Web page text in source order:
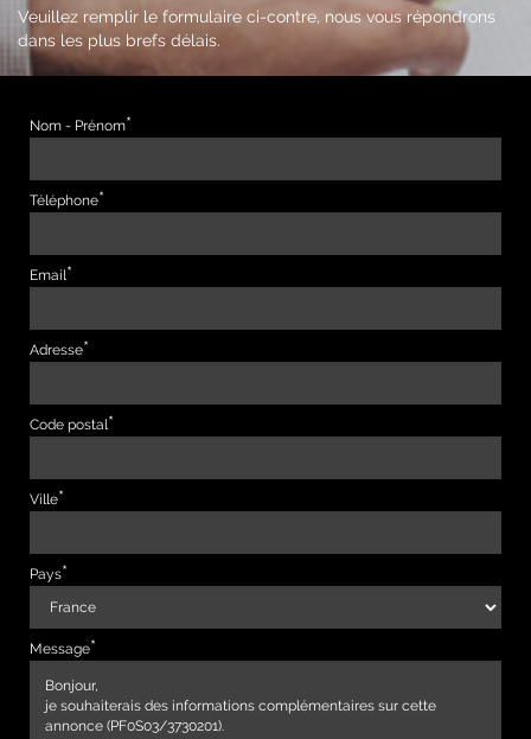
Veuillez remplir le formulaire ci-contre, nous vous répondrons
dans les plus brefs délais.
Nom - Prénom
Téléphone
Email
Adresse
Code postal
Ville
Pays
Message